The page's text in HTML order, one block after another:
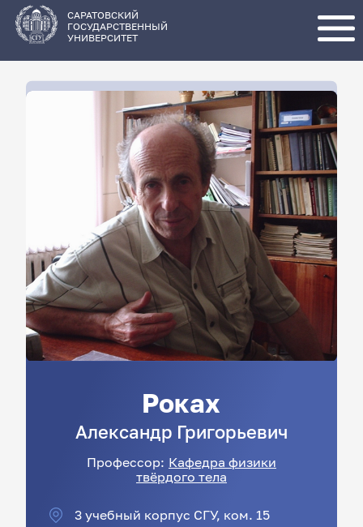
основному
содержанию
САРАТОВСКИЙ
ГОСУДАРСТВЕННЫЙ
УНИВЕРСИТЕТ
Роках
Александр Григорьевич
Профессор: Кафедра физики
твёрдого тела
3 учебный корпус СГУ, ком. 15